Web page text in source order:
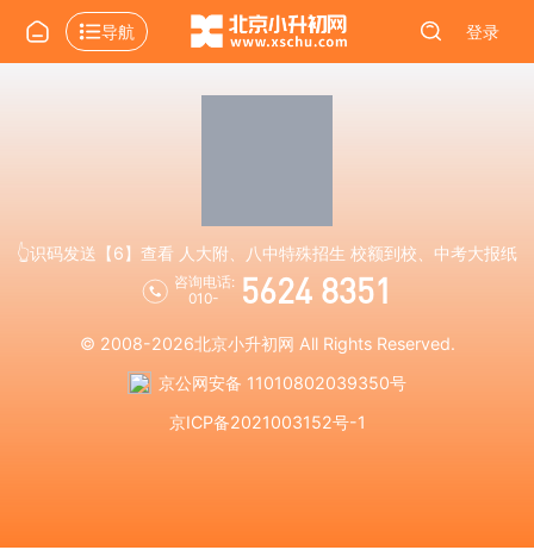
导航 登录
👆识码发送【6】查看 人大附、八中特殊招生 校额到校、中考大报纸
咨询电话:
010-
5624 8351
© 2008-2026北京小升初网 All Rights Reserved.
京公网安备 11010802039350号
京ICP备2021003152号-1